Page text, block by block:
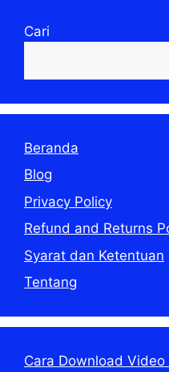
Cari
Beranda
Blog
Privacy Policy
Refund and Returns
Syarat dan Ketentuan
Tentang
Cara Download